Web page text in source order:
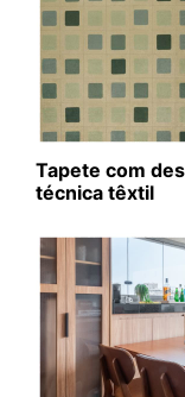
Tapete com
técnica têxtil